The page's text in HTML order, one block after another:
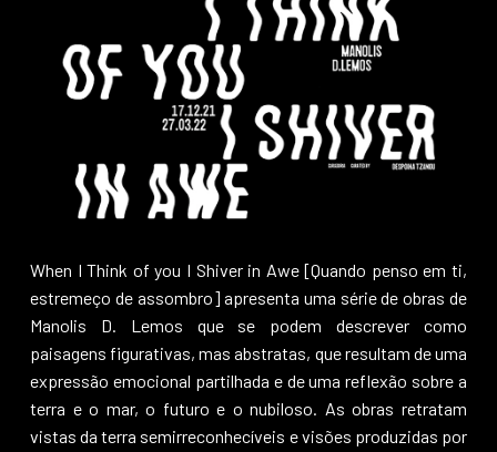
When I Think of you I Shiver in Awe [Quando penso em ti,
estremeço de assombro] apresenta uma série de obras de
Manolis D. Lemos que se podem descrever como
paisagens figurativas, mas abstratas, que resultam de uma
expressão emocional partilhada e de uma reflexão sobre a
terra e o mar, o futuro e o nubiloso. As obras retratam
vistas da terra semirreconhecíveis e visões produzidas por